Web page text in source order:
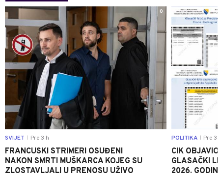
0
SVIJET Pre 3 h
FRANCUSKI STRIMERI OSUĐENI
NAKON SMRTI MUŠKARCA KOJEG SU
ZLOSTAVLJALI U PRENOSU UŽIVO
POLITIKA Pre 3
CIK
GLASAČKI
2026.